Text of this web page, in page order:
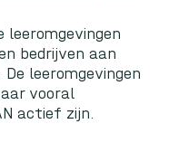
leeromgevingen
bedrijven aan
leeromgevingen
vooral
actief zijn.